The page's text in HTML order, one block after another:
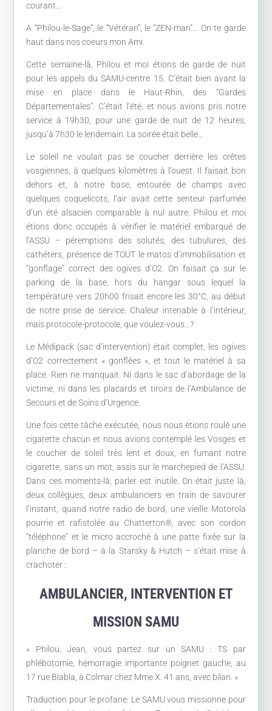
courant…
A “Philou-le-Sage”, le “Vétéran”, le “ZEN-man”… On te garde
haut dans nos coeurs mon Ami.
Cette semaine-là, Philou et moi étions de garde de nuit
pour les appels du SAMU-centre 15. C’était bien avant la
mise en place dans le Haut-Rhin, des “Gardes
Départementales”. C’était l’été, et nous avions pris notre
service à 19h30, pour une garde de nuit de 12 heures,
jusqu’à 7h30 le lendemain. La soirée était belle…
Le soleil ne voulait pas se coucher derrière les crêtes
vosgiennes, à quelques kilomètres à l’ouest. Il faisait bon
dehors et, à notre base, entourée de champs avec
quelques coquelicots, l’air avait cette senteur parfumée
d’un été alsacien comparable à nul autre. Philou et moi
étions donc occupés à vérifier le matériel embarqué de
l’ASSU – péremptions des solutés, des tubulures, des
cathéters, présence de TOUT le matos d’immobilisation et
“gonflage” correct des ogives d’O2. On faisait ça sur le
parking de la base, hors du hangar sous lequel la
température vers 20h00 frisait encore les 30°C, au début
de notre prise de service. Chaleur intenable à l’intérieur,
mais protocole-protocole, que voulez-vous…?
Le Médipack (sac d’intervention) était complet, les ogives
d’O2 correctement « gonflées », et tout le matériel à sa
place. Rien ne manquait. Ni dans le sac d’abordage de la
victime, ni dans les placards et tiroirs de l’Ambulance de
Secours et de Soins d’Urgence.
Une fois cette tâche exécutée, nous nous étions roulé une
cigarette chacun et nous avions contemplé les Vosges et
le coucher de soleil très lent et doux, en fumant notre
cigarette, sans un mot, assis sur le marchepied de l’ASSU.
Dans ces moments-là, parler est inutile. On était juste là,
deux collègues, deux ambulanciers en train de savourer
l’instant, quand notre radio de bord, une vieille Motorola
pourrie et rafistolée au Chatterton®, avec son cordon
“téléphone” et le micro accroché à une patte fixée sur la
planche de bord – à la Starsky & Hutch – s’était mise à
crachoter :
AMBULANCIER, INTERVENTION ET
MISSION SAMU
« Philou, Jean, vous partez sur un SAMU : TS par
phlébotomie, hémorragie importante poignet gauche, au
17 rue Blabla, à Colmar chez Mme X. 41 ans, avec bilan. »
Traduction pour le profane: Le SAMU vous missionne pour